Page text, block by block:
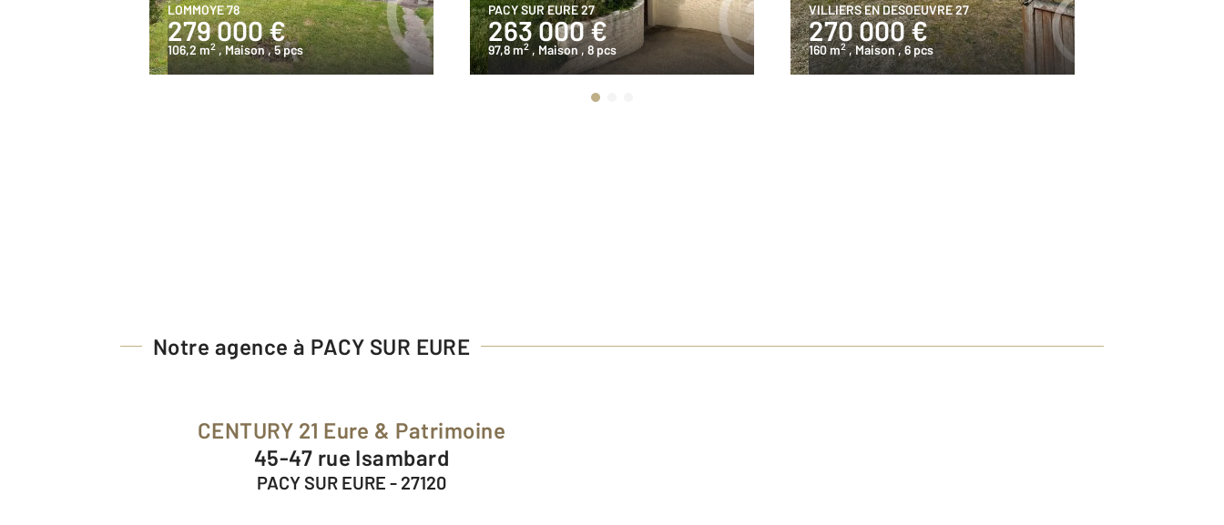
LOMMOYE 78
279 000 €
106,2 m2 , Maison, 5 pcs
PACY SUR EURE 27
263 000 €
97,8 m2 , Maison , 8 pcs
VILLIERS EN DESOEUVRE 27
270 000 €
160 m2 , Maison, 6 pcs
Notre agence à PACY SUR EURE
CENTURY 21 Eure & Patrimoine
45-47 rue Isambard
PACY SUR EURE - 27120